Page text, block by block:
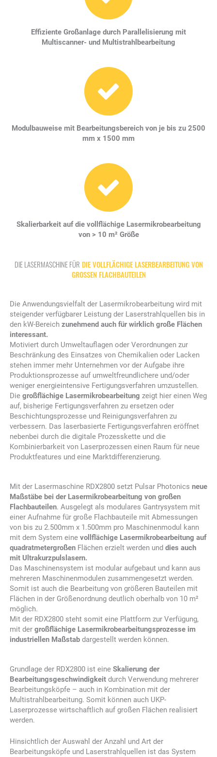
Effiziente Großanlage durch Parallelisierung mit
Multiscanner- und Multistrahlbearbeitung
Modulbauweise mit Bearbeitungsbereich von je bis zu 2500
mm x 1500 mm
Skalierbarkeit auf die vollflächige Lasermikrobearbeitung
von > 10 m² Größe
DIE LASERMASCHINE FÜR DIE VOLLFLÄCHIGE LASERBEARBEITUNG VON
GROSSEN FLACHBAUTEILEN
Die Anwendungsvielfalt der Lasermikrobearbeitung wird mit
steigender verfügbarer Leistung der Laserstrahlquellen bis in
den kW-Bereich zunehmend auch für wirklich große Flächen
interessant.
Motiviert durch Umweltauflagen oder Verordnungen zur
Beschränkung des Einsatzes von Chemikalien oder Lacken
stehen immer mehr Unternehmen vor der Aufgabe ihre
Produktionsprozesse auf umweltfreundlichere und/oder
weniger energieintensive Fertigungsverfahren umzustellen.
Die großflächige Lasermikrobearbeitung zeigt hier einen Weg
auf, bisherige Fertigungsverfahren zu ersetzen oder
Beschichtungsprozesse und Reinigungsverfahren zu
verbessern. Das laserbasierte Fertigungsverfahren eröffnet
nebenbei durch die digitale Prozesskette und die
Kombinierbarkeit von Laserprozessen einen Raum für neue
Produktfeatures und eine Marktdifferenzierung.
Mit der Lasermaschine RDX2800 setzt Pulsar Photonics neue
Maßstäbe bei der Lasermikrobearbeitung von großen
Flachbauteilen. Ausgelegt als modulares Gantrysystem mit
einer Aufnahme für große Flachbauteile mit Abmessungen
von bis zu 2.500mm x 1.500mm pro Maschinenmodul kann
mit dem System eine vollflächige Lasermikrobearbeitung auf
quadratmetergroßen Flächen erzielt werden und dies auch
mit Ultrakurzpulslasern.
Das Maschinensystem ist modular aufgebaut und kann aus
mehreren Maschinenmodulen zusammengesetzt werden.
Somit ist auch die Bearbeitung von größeren Bauteilen mit
Flächen in der Größenordnung deutlich oberhalb von 10 m²
möglich.
Mit der RDX2800 steht somit eine Plattform zur Verfügung,
mit der großflächige Lasermikrobearbeitungsprozesse im
industriellen Maßstab dargestellt werden können.
Grundlage der RDX2800 ist eine Skalierung der
Bearbeitungsgeschwindigkeit durch Verwendung mehrerer
Bearbeitungsköpfe – auch in Kombination mit der
Multistrahlbearbeitung. Somit können auch UKP-
Laserprozesse wirtschaftlich auf großen Flächen realisiert
werden.
Hinsichtlich der Auswahl der Anzahl und Art der
Bearbeitungsköpfe und Laserstrahlquellen ist das System